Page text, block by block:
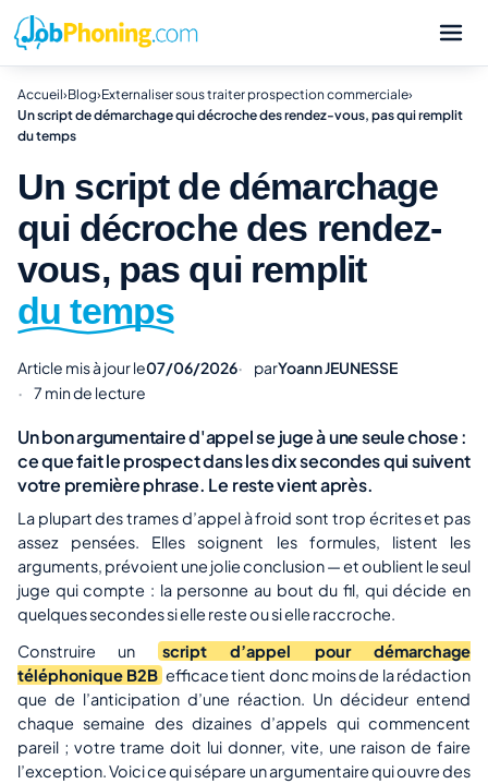
Accueil›Blog›Externaliser sous traiter prospection commerciale›
Un script de démarchage qui décroche des rendez-vous, pas qui remplit
du temps
Un script de démarchage
qui décroche des rendez-
vous, pas qui remplit
du temps
Article mis à jour le07/06/2026 parYoann JEUNESSE
7 min de lecture
Un bon argumentaire d'appel se juge à une seule chose :
ce que fait le prospect dans les dix secondes qui suivent
votre première phrase. Le reste vient après.
La plupart des trames d’appel à froid sont trop écrites et pas
assez pensées. Elles soignent les formules, listent les
arguments, prévoient une jolie conclusion — et oublient le seul
juge qui compte : la personne au bout du fil, qui décide en
quelques secondes si elle reste ou si elle raccroche.
Construire un
script d’appel pour démarchage
téléphonique B2B efficace tient donc moins de la rédaction
que de l’anticipation d’une réaction. Un décideur entend
chaque semaine des dizaines d’appels qui commencent
pareil ; votre trame doit lui donner, vite, une raison de faire
l’exception. Voici ce qui sépare un argumentaire qui ouvre des